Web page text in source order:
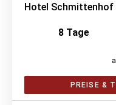
Hotel Schmittenhof
8 Tage
PREISE &